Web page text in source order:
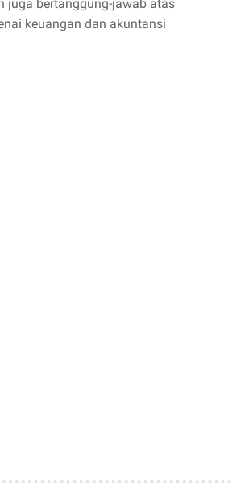
juga bertanggung-jawab atas
keuangan dan akuntansi